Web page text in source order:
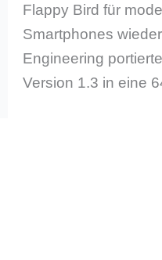
Flappy Bird für
Smartphones
Engineering
Version 1.3 in eine